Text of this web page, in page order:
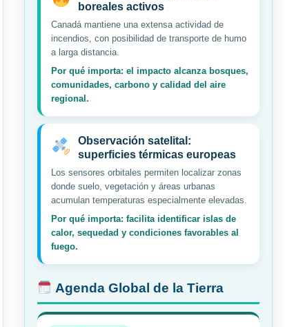
boreales activos
Canadá mantiene una extensa actividad de
incendios, con posibilidad de transporte de humo
a larga distancia.
Por qué importa: el impacto alcanza bosques,
comunidades, carbono y calidad del aire
regional.
Observación satelital:
superficies térmicas europeas
Los sensores orbitales permiten localizar zonas
donde suelo, vegetación y áreas urbanas
acumulan temperaturas especialmente elevadas.
Por qué importa: facilita identificar islas de
calor, sequedad y condiciones favorables al
fuego.
Agenda Global de la Tierra